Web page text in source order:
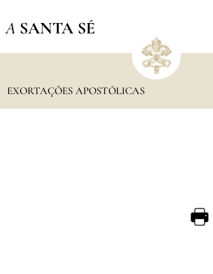
A SANTA SÉ
EXORTAÇÕES APOSTÓLICAS